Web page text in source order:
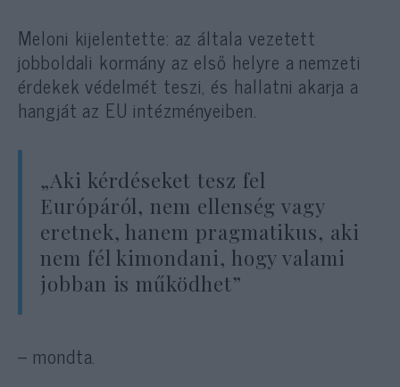
Meloni kijelentette: az általa vezetett
jobboldali kormány az első helyre a nemzeti
érdekek védelmét teszi, és hallatni akarja a
hangját az EU intézményeiben.
„Aki kérdéseket tesz fel
Európáról, nem ellenség vagy
eretnek, hanem pragmatikus, aki
nem fél kimondani, hogy valami
jobban is működhet”
– mondta.